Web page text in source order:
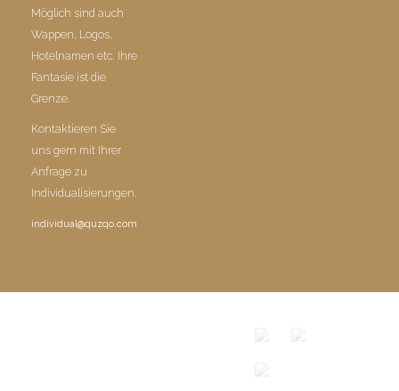
Möglich sind auch
Wappen, Logos,
Hotelnamen etc. Ihre
Fantasie ist die
Grenze.
Kontaktieren Sie
uns gern mit Ihrer
Anfrage zu
Individualisierungen.
individual@quzqo.com